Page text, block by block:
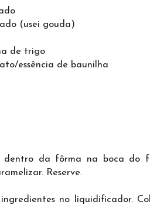
(usei gouda)
de trigo
essência de baunilha
dentro da fôrma na boca do
Reserve.
no liquidificador.